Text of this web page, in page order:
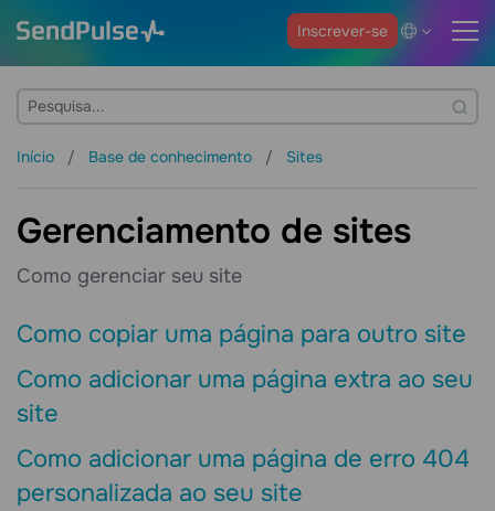
Inscrever-se
Início Base de conhecimento Sites
Gerenciamento de sites
Como gerenciar seu site
Como copiar uma página para outro site
Como adicionar uma página extra ao seu
site
Como adicionar uma página de erro 404
personalizada ao seu site